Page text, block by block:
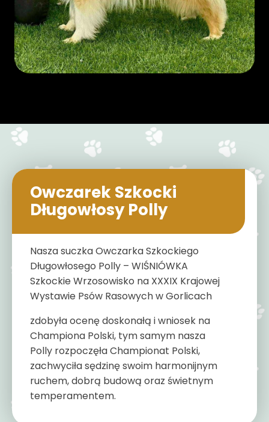
Owczarek Szkocki
Długowłosy Polly
Nasza suczka Owczarka Szkockiego
Długowłosego Polly – WIŚNIÓWKA
Szkockie Wrzosowisko na XXXIX Krajowej
Wystawie Psów Rasowych w Gorlicach
zdobyła ocenę doskonałą i wniosek na
Championa Polski, tym samym nasza
Polly rozpoczęła Championat Polski,
zachwyciła sędzinę swoim harmonijnym
ruchem, dobrą budową oraz świetnym
temperamentem.